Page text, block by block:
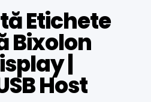
Etichete
Bixolon
|
Host